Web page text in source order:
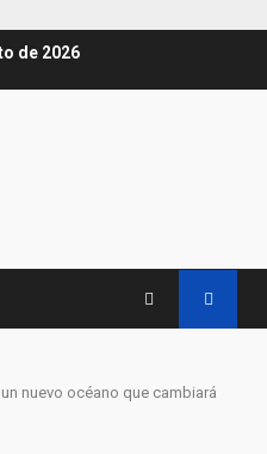
de 2026
nuevo océano que cambiará